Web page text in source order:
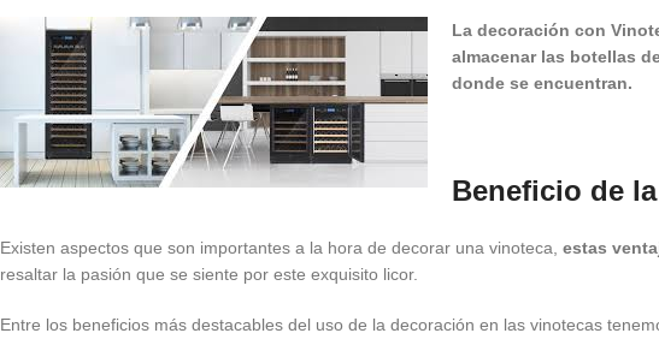
La decoración con
almacenar las botellas
donde se encuentran.
Beneficio de
Existen aspectos que son importantes a la hora de decorar una vinoteca, estas
resaltar la pasión que se siente por este exquisito licor.
Entre los beneficios más destacables del uso de la decoración en las vinotecas